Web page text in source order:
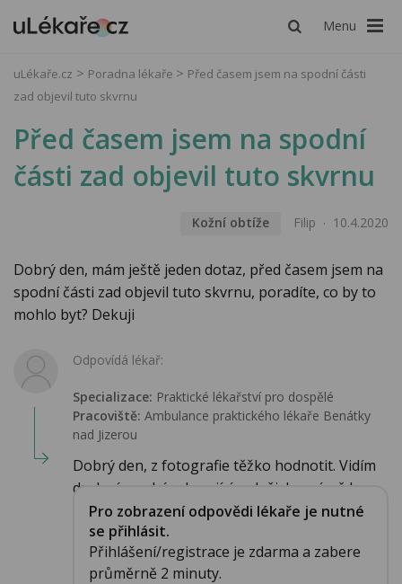
Menu
uLékaře.cz Poradna lékaře
Před časem jsem na spodní části
zad objevil tuto skvrnu
Před časem jsem na spodní
části zad objevil tuto skvrnu
Kožní obtíže Filip 10.4.2020
Dobrý den, mám ještě jeden dotaz, před časem jsem na
spodní části zad objevil tuto skvrnu, poradíte, co by to
mohlo byt? Dekuji
Odpovídá lékař:
Specializace: Praktické lékařství pro dospělé
Pracoviště: Ambulance praktického lékaře Benátky
nad Jizerou
Dobrý den, z fotografie těžko hodnotit. Vidím
drobné, suché, olupující se ložisko mírně h...
Pro zobrazení odpovědi lékaře je nutné
se přihlásit.
Přihlášení/registrace je zdarma a zabere
průměrně 2 minuty.